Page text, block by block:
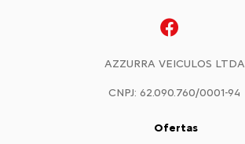
AZZURRA VEICULOS LTDA
CNPJ: 62.090.760/0001-94
Ofertas